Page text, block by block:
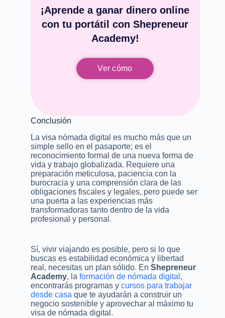
¡Aprende a ganar dinero online
con tu portátil con Shepreneur
Academy!
Ver cómo
Conclusión
La visa nómada digital es mucho más que un
simple sello en el pasaporte; es el
reconocimiento formal de una nueva forma de
vida y trabajo globalizada. Requiere una
preparación meticulosa, paciencia con la
burocracia y una comprensión clara de las
obligaciones fiscales y legales, pero puede ser
una puerta a las experiencias más
transformadoras tanto dentro de la vida
profesional y personal.
Sí, vivir viajando es posible, pero si lo que
buscas es estabilidad económica y libertad
real, necesitas un plan sólido. En Shepreneur
Academy, la formación de nómada digital ,
encontrarás programas y cursos para trabajar
desde casa que te ayudarán a construir un
negocio sostenible y aprovechar al máximo tu
visa de nómada digital.